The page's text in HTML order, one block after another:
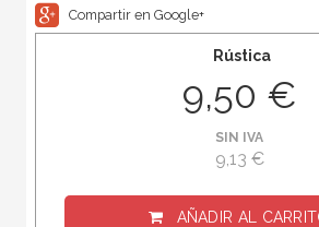
Compartir en Google+
Rústica
9,50 €
SIN IVA
9,13 €
AÑADIR AL